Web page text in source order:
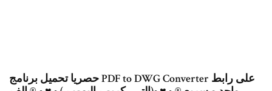
حصريا تحميل برنامج PDF to DWG Converter على رابط